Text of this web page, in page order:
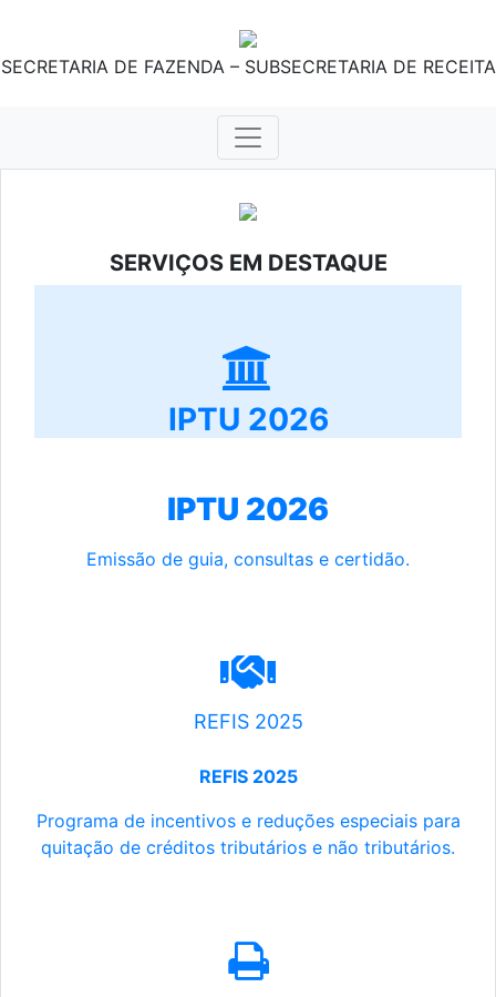
SECRETARIA DE FAZENDA – SUBSECRETARIA DE RECEITA
SERVIÇOS EM DESTAQUE
IPTU 2026
IPTU 2026
Emissão de guia, consultas e certidão.
REFIS 2025
REFIS 2025
Programa de incentivos e reduções especiais para
quitação de créditos tributários e não tributários.